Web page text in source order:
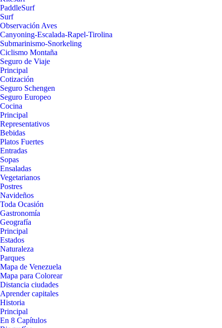
PaddleSurf
Surf
Observación Aves
Canyoning-Escalada-Rapel-Tirolina
Submarinismo-Snorkeling
Ciclismo Montaña
Seguro de Viaje
Principal
Cotización
Seguro Schengen
Seguro Europeo
Cocina
Principal
Representativos
Bebidas
Platos Fuertes
Entradas
Sopas
Ensaladas
Vegetarianos
Postres
Navideños
Toda Ocasión
Gastronomía
Geografía
Principal
Estados
Naturaleza
Parques
Mapa de Venezuela
Mapa para Colorear
Distancia ciudades
Aprender capitales
Historia
Principal
En 8 Capítulos